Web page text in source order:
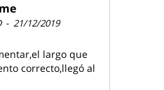
- 21/12/2019
largo que
correcto,llegó al